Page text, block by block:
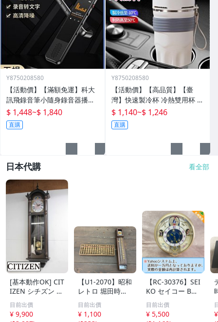
Y8750208580
【活動價】【滿額免運】科大
訊飛錄音筆小隨身錄音器播放
器設備神器專業高清降噪轉文
字超
$ 1,448~$ 1,840
直購
Y8750208580
【活動價】【高品質】【臺
灣】快速製冷杯 冷熱雙用杯 保
溫杯 辦公室水杯 保冰杯 製冷
水杯 車載水杯 充電水杯 恆溫
杯 半
$ 1,140~$ 1,246
直購
日本代購 看全部
[基本動作OK] CIT
IZEN シチズン リ
ズム時計 掛時計
柱時計 置時計 電
池式 ビンテージ
目前出價
¥ 9,900
【U1-2070】昭和
レトロ 堀田時計
店 水晶和時計 尺
時計 掛け 木製 そ
ろばん アンティ
目前出價
¥ 1,100
【RC-30376】SEI
KO セイコー BC1
10G 壁掛け時計
からくり時計 Wa
ve Symphony ウ
目前出價
¥ 5,500